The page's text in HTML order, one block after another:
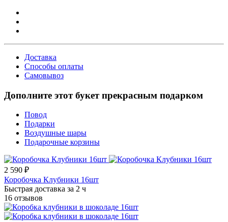
Доставка
Способы оплаты
Самовывоз
Дополните этот букет прекрасным подарком
Повод
Подарки
Воздушные шары
Подарочные корзины
2 590 ₽
Коробочка Клубники 16шт
Быстрая доставка за 2 ч
16 отзывов